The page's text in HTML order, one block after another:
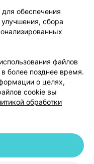
проекта
маркетинг
Доставка
Партнеры
103.by
Cookie
Республика Беларусь,
обеспечения
улучшения, сбора
файлов
более позднее время.
о целях,
cookie вы
обработки